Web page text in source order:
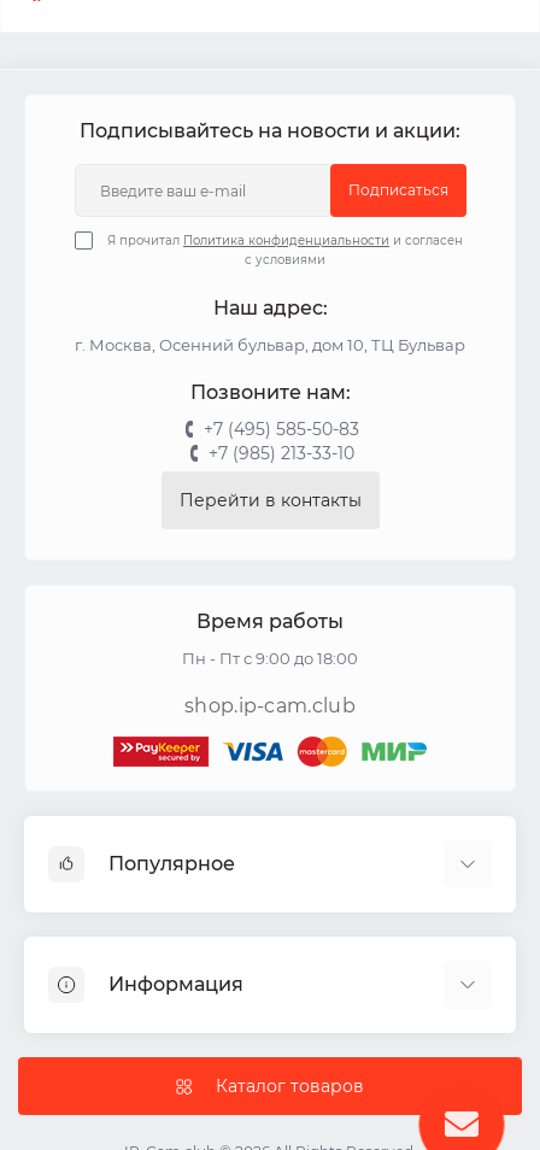
Подписывайтесь на новости и акции:
Подписаться
Я прочитал Политика конфиденциальности и согласен
с условиями
Наш адрес:
г. Москва, Осенний бульвар, дом 10, ТЦ Бульвар
Позвоните нам:
+7 (495) 585-50-83
+7 (985) 213-33-10
Перейти в контакты
Время работы
Пн - Пт с 9:00 до 18:00
shop.ip-cam.club
Популярное
Акустические системы
СКУД
Комплекты ИБП
Информация
Политика Безопасности
Условия соглашения
Каталог товаров